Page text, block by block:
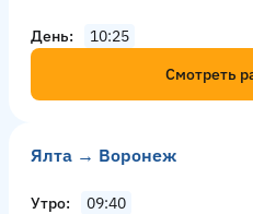
День
10:25
Смотреть
Ялта → Воронеж
Утро
09:40